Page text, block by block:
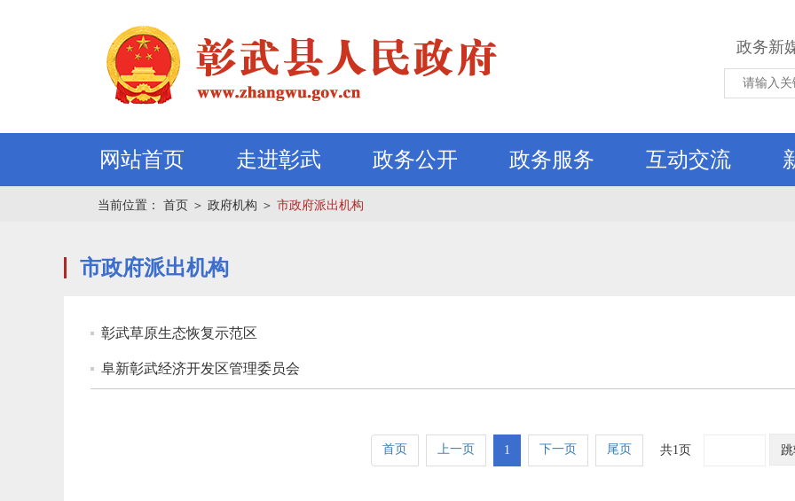
政务新
网站首页 走进彰武 政务公开 政务服务 互动交流
当前位置： 首页 ＞ 政府机构 ＞ 市政府派出机构
市政府派出机构
彰武草原生态恢复示范区
阜新彰武经济开发区管理委员会
首页 上一页 1 下一页 尾页 共1页